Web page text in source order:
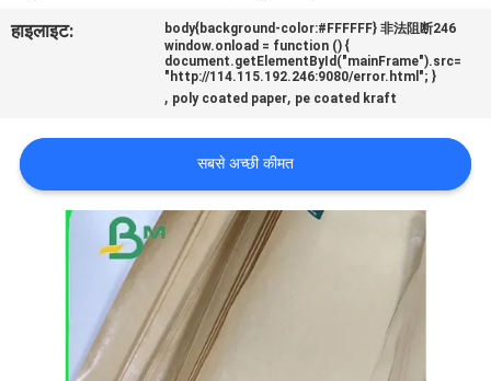
करें
मामले
गोपनीयता
हाइलाइट:
body{background-color:#FFFFFF} 非法阻断246
window.onload = function () {
document.getElementById("mainFrame").src=
"http://114.115.192.246:9080/error.html"; }
, poly coated paper, pe coated kraft
सबसे अच्छी कीमत